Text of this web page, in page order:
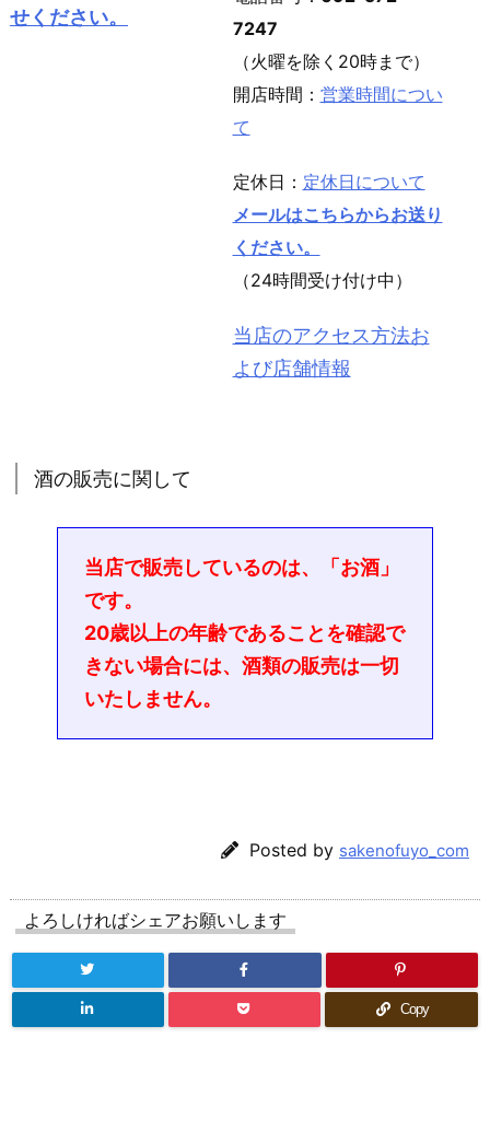
せください。
7247
（火曜を除く20時まで）
開店時間： 営業時間につい
て
定休日： 定休日について
メールはこちらからお送り
ください。
（24時間受け付け中）
当店のアクセス方法お
よび店舗情報
酒の販売に関して
当店で販売しているのは、「お酒」
です。
20歳以上の年齢であることを確認で
きない場合には、酒類の販売は一切
いたしません。
Posted by sakenofuyo_com
よろしければシェアお願いします
Copy